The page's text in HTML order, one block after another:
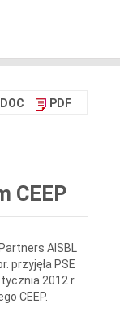
DOC PDF
CEEP
AISBL
przyjęła PSE
2012 r.
CEEP.